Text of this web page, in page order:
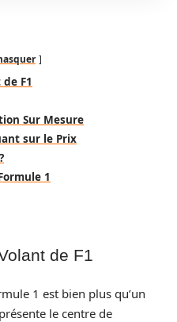
F1
Sur Mesure
sur le Prix
1
de F1
1 est bien plus qu’un
le centre de